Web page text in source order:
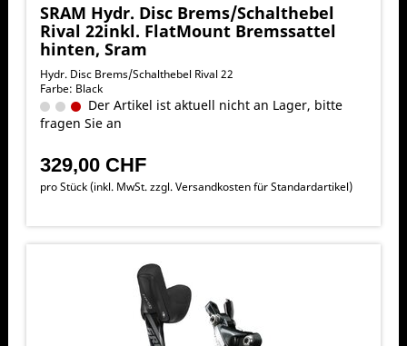
SRAM Hydr. Disc Brems/Schalthebel
Rival 22inkl. FlatMount Bremssattel
hinten, Sram
Hydr. Disc Brems/Schalthebel Rival 22
Farbe: Black
Der Artikel ist aktuell nicht an Lager, bitte
fragen Sie an
329,00 CHF
pro Stück (inkl. MwSt. zzgl.Versandkosten für Standardartikel)